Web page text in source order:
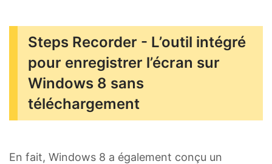
Steps Recorder - L’outil intégré
pour enregistrer l’écran sur
Windows 8 sans
téléchargement
En fait, Windows 8 a également conçu un